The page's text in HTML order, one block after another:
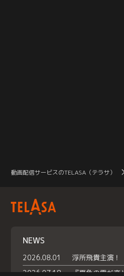
動画配信サービスのTELASA（テラサ）
NEWS
2026.08.01
2026.07.18